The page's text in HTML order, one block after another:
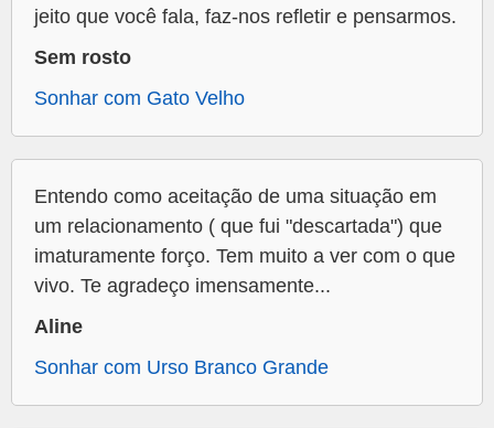
jeito que você fala, faz-nos refletir e pensarmos.
Sem rosto
Sonhar com Gato Velho
Entendo como aceitação de uma situação em
um relacionamento ( que fui "descartada") que
imaturamente forço. Tem muito a ver com o que
vivo. Te agradeço imensamente...
Aline
Sonhar com Urso Branco Grande